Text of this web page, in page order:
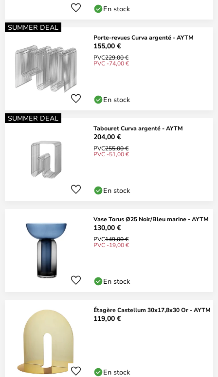
En stock
SUMMER DEAL
Porte-revues Curva argenté - AYTM
155,00 €
PVC229,00 €
PVC -74,00 €
En stock
SUMMER DEAL
Tabouret Curva argenté - AYTM
204,00 €
PVC255,00 €
PVC -51,00 €
En stock
Vase Torus Ø25 Noir/Bleu marine - AYTM
130,00 €
PVC149,00 €
PVC -19,00 €
En stock
Étagère Castellum 30x17,8x30 Or - AYTM
119,00 €
En stock